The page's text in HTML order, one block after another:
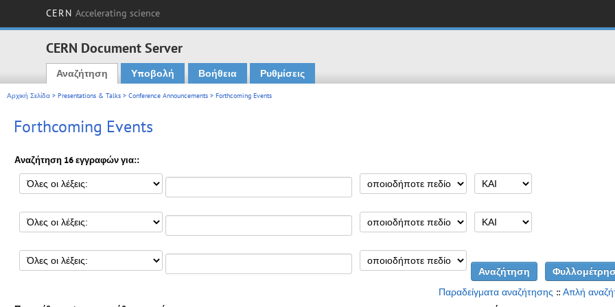
CERN Accelerating science
CERN Document Server
Main menu
Αναζήτηση Υποβολή Βοήθεια Ρυθμίσεις
Αρχική Σελίδα > Presentations & Talks > Conference Announcements > Forthcoming Events
Forthcoming Events
Αναζήτηση 16 εγγραφών για::
Παραδείγματα αναζήτησης :: Απλή